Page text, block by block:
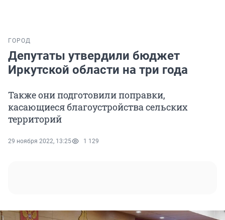
ГОРОД
Депутаты утвердили бюджет
Иркутской области на три года
Также они подготовили поправки,
касающиеся благоустройства сельских
территорий
29 ноября 2022, 13:25 1 129